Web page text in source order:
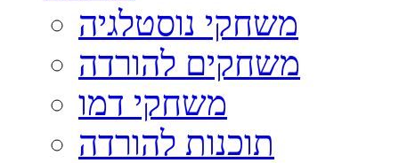
משחקי נוסטלגיה
משחקים להורדה
משחקי דמו
תוכנות להורדה